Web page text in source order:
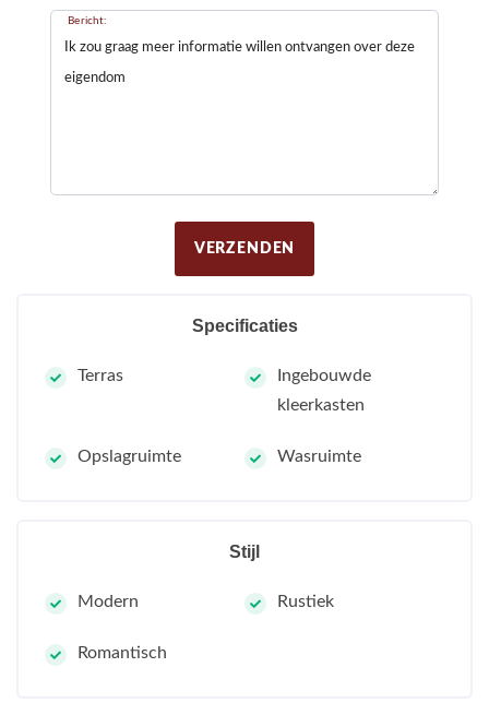
Bericht:
VERZENDEN
Specificaties
Terras
Ingebouwde
kleerkasten
Opslagruimte Wasruimte
Stijl
Modern Rustiek
Romantisch